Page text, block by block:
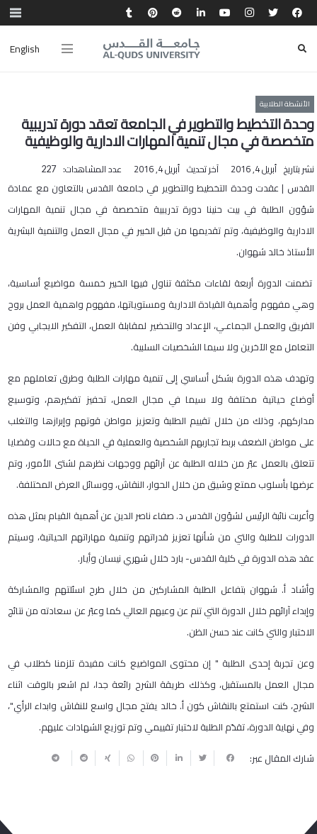
English
الأنشطة الطلابية
وحدة التخطيط والتطوير في الجامعة تعقد دورة تدريبية
متخصصة في مجال تنمية المهارات الادارية والوظيفية
نشر بتاريخ أبريل 4, 2016 آخر تحديث أبريل 4, 2016 عدد المشاهدات: 227
القدس | عقدت وحدة التخطيط والتطوير في جامعة القدس بالتعاون مع عمادة
شؤون الطلبة في بيت حنينا دورة تدريبية متخصصة في مجال تنمية المهارات
الادارية والوظيفية، وتم تقديمها من قبل الخبير في مجال العمل والتنمية البشرية
الأستاذ خالد شهوان.
تضمنت الدورة أربعة لقاءات مكثفة تناول فيها الخبير خمسة مواضيع أساسية،
وهي مفهوم وأهمية القيادة الادارية ومستوياتها، مفهوم واهمية العمل بروح
الفريق والعمـل الجماعـي، الإعداد والتحضير لمقابلة العمل، التفكير الايجابي وفن
التعامل مع الآخرين ولا سيما الشخصيات السلبية.
وتهدف هذه الدورة بشكل أساسي إلى تنمية مهارات الطلبة وطرق تعاملهم مع
أوضاع حياتية مختلفة ولا سيما في مجال العمل، تحفيز تفكيرهم، وتوسيع
مداركهم، وذلك من خلال تقييم الطلبة وتعزيز مواطن قوتهم وإبرازها والتغلب
على مواطن الضعف بربط تجاربهم الشخصية والعملية في الحياة مع حالات وقضايا
تتعلق بالعمل عبّر من خلاله الطلبة عن آرائهم ووجهات نظرهم لشتى الأمور، وتم
عرضها بأسلوب ممتع وشيق من خلال الحوار، النقاش، ووسائل العرض المختلفة.
وأعربت نائبة الرئيس لشؤون القدس د. صفاء ناصر الدين عن أهمية القيام بمثل هذه
الدورات للطلبة والتي من شأنها تعزيز قدراتهم وتنمية مهاراتهم الحياتية، وسيتم
عقد هذه الدورة في كلية القدس- بارد خلال شهري نيسان وأيار.
وأشاد أ. شهوان بتفاعل الطلبة المشاركين من خلال طرح اسئلتهم والمشاركة
وإبداء آرائهم خلال الدورة التي تنم عن وعيهم العالي كما وعبّر عن سعادته من نتائج
الاختبار والتي كانت عند حسن الظن.
وعن تجربة إحدى الطلبة " إن محتوى المواضيع كانت مفيدة تلزمنا كطلاب في
مجال العمل بالمستقبل، وكذلك طريقة الشرح رائعة جدا، لم اشعر بالوقت اثناء
الشرح، كنت استمتع بالنقاش كون أ. خالد يفتح مجال واسع للنقاش وابداء الرأي"،
وفي نهاية الدورة، تقدّم الطلبة لاختبار تقييمي وتم توزيع الشهادات عليهم.
شارك المقال عبر: